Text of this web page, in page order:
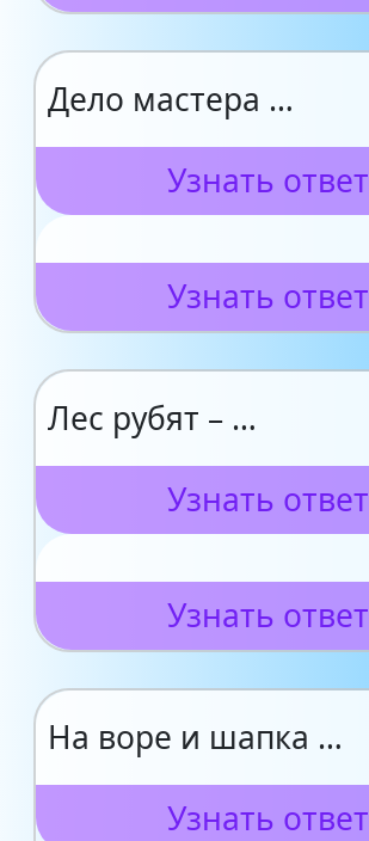
Дело мастера …
Узнать ответ
Узнать ответ
Лес рубят – …
Узнать ответ
Узнать ответ
На воре и шапка …
Узнать ответ